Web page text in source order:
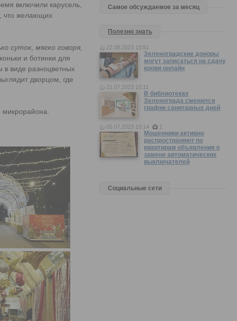
включили карусель,
что желающих
суток, мягко говоря,
и ботинки для
в виде разноцветных
дворцом, где
Самое обсуждаемое за месяц
Полезно знать
22.08.2023 13:51
Зеленоградские доноры
могут записаться на сдачу
крови онлайн
21.07.2023 10:11
В библиотеках
Зеленограда сменился
график санитарных дней
05.07.2023 10:14 1
Мошенники активно
распространяют по
квартирам объявления о
замене автоматических
выключателей
Социальные сети